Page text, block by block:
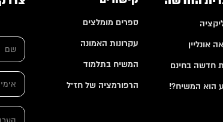
אונליין
חדשה בחינם
הוא המשיח?!
ספרים מומלצים
עקרונות האמונה
המשיח בתלמוד
הרפורמציה של חז"ל
ם
ש
ם
ה
ר
ת
ש
*
א
מ
י
י
ה